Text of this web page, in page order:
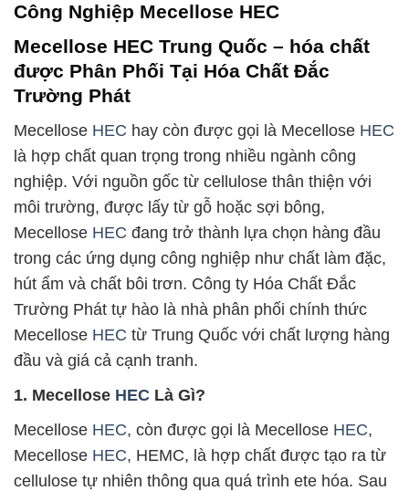
Công Nghiệp Mecellose HEC
Mecellose HEC Trung Quốc – hóa chất
được Phân Phối Tại Hóa Chất Đắc
Trường Phát
Mecellose HEC hay còn được gọi là Mecellose HEC
là hợp chất quan trọng trong nhiều ngành công
nghiệp. Với nguồn gốc từ cellulose thân thiện với
môi trường, được lấy từ gỗ hoặc sợi bông,
Mecellose HEC đang trở thành lựa chọn hàng đầu
trong các ứng dụng công nghiệp như chất làm đặc,
hút ẩm và chất bôi trơn. Công ty Hóa Chất Đắc
Trường Phát tự hào là nhà phân phối chính thức
Mecellose HEC từ Trung Quốc với chất lượng hàng
đầu và giá cả cạnh tranh.
1. Mecellose HEC Là Gì?
Mecellose HEC, còn được gọi là Mecellose HEC,
Mecellose HEC, HEMC, là hợp chất được tạo ra từ
cellulose tự nhiên thông qua quá trình ete hóa. Sau